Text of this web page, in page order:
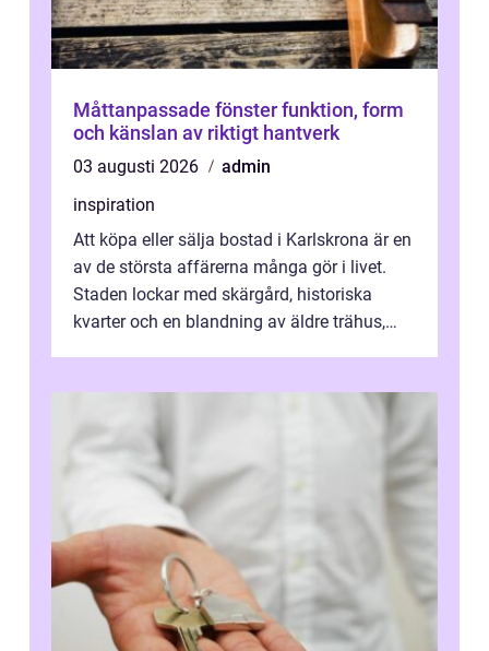
Måttanpassade fönster funktion, form
och känslan av riktigt hantverk
03 augusti 2026
admin
inspiration
Att köpa eller sälja bostad i Karlskrona är en
av de största affärerna många gör i livet.
Staden lockar med skärgård, historiska
kvarter och en blandning av äldre trähus,